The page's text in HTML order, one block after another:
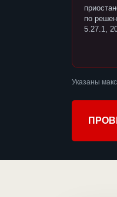
по
5.27.1,
Указаны